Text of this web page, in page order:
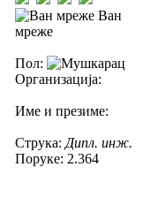
Ван
мреже
Пол:
Организација:
Име и презиме:
Струка: Дипл. инж.
Поруке: 2.364